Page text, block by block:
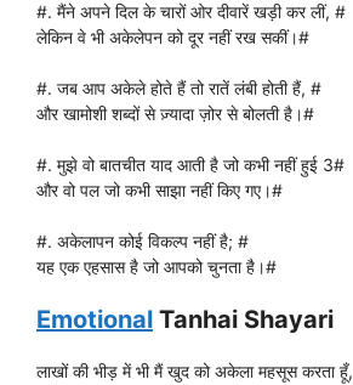
#. मैंने अपने दिल के चारों ओर दीवारें खड़ी कर लीं, #
लेकिन वे भी अकेलेपन को दूर नहीं रख सकीं।#
#. जब आप अकेले होते हैं तो रातें लंबी होती हैं, #
और खामोशी शब्दों से ज़्यादा ज़ोर से बोलती है।#
#. मुझे वो बातचीत याद आती है जो कभी नहीं हुई 3#
और वो पल जो कभी साझा नहीं किए गए।#
#. अकेलापन कोई विकल्प नहीं है; #
यह एक एहसास है जो आपको चुनता है।#
Emotional Tanhai Shayari
लाखों की भीड़ में भी मैं खुद को अकेला महसूस करता हूँ,